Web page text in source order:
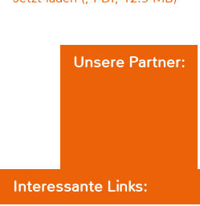
Unsere Partner:
Interessante Links: